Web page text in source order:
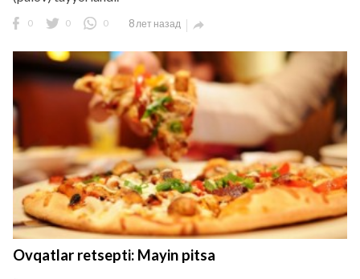
0 0 0 8 лет назад 
Ovqatlar retsepti: Mayin pitsa